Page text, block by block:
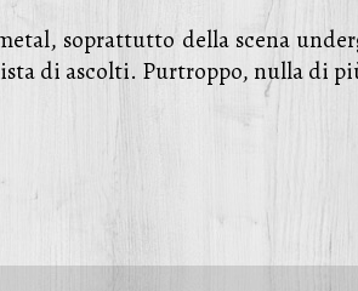
soprattutto della scena
di ascolti. Purtroppo, nulla di